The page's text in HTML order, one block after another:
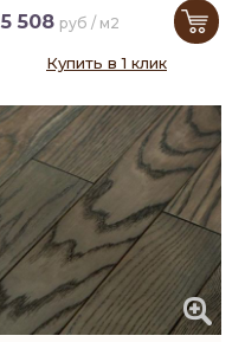
5 508 руб / м2
Купить в 1 клик